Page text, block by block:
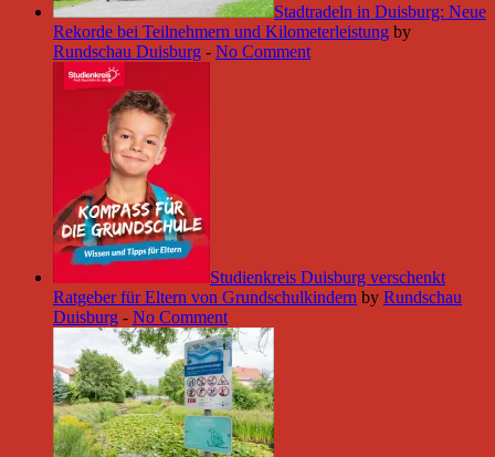
Stadtradeln in Duisburg: Neue
Rekorde bei Teilnehmern und Kilometerleistung by
Rundschau Duisburg - No Comment
Studienkreis Duisburg verschenkt
Ratgeber für Eltern von Grundschulkindern by Rundschau
Duisburg - No Comment